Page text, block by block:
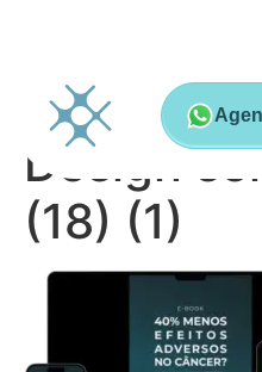
Design
(18) (1)